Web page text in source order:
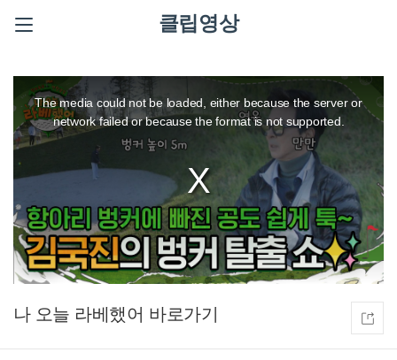
클립영상
modal
window.
The media could not be loaded, either because the server or
network failed or because the format is not supported.
나 오늘 라베했어